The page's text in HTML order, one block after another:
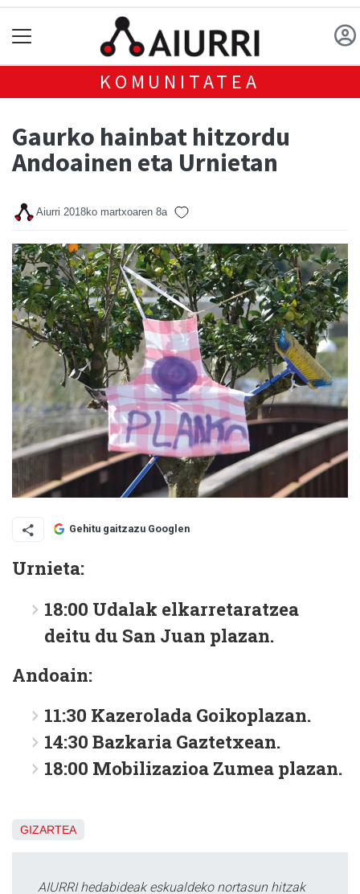
KOMUNITATEA
Gaurko hainbat hitzordu
Andoainen eta Urnietan
Aiurri 2018ko martxoaren 8a
Gehitu gaitzazu Googlen
Urnieta:
18:00 Udalak elkarretaratzea
deitu du San Juan plazan.
Andoain:
11:30 Kazerolada Goikoplazan.
14:30 Bazkaria Gaztetxean.
18:00 Mobilizazioa Zumea plazan.
GIZARTEA
AIURRI hedabideak eskualdeko nortasun hitzak